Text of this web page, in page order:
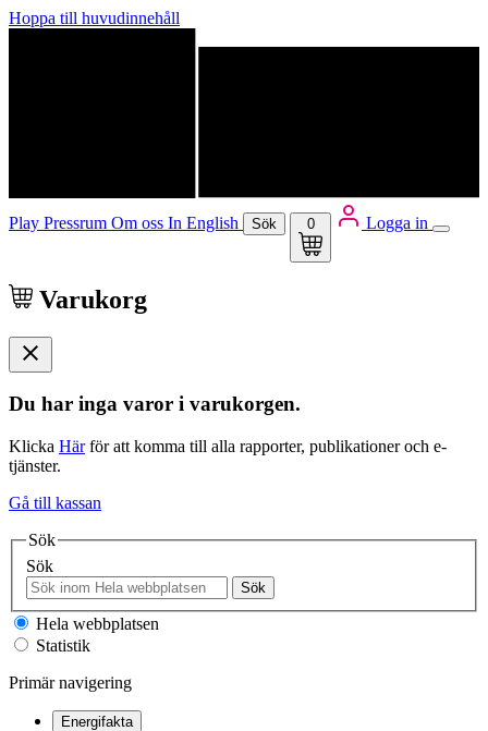
Hoppa till huvudinnehåll
Play Pressrum Om oss In English Sök 0 Logga in
Varukorg
Du har inga varor i varukorgen.
Klicka Härför att komma till alla rapporter, publikationer och e-
tjänster.
Gå till kassan
Sök
Sök
Sök
Hela webbplatsen
Statistik
Primär navigering
Energifakta